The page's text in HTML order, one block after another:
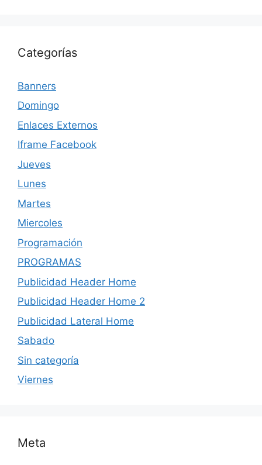
Categorías
Banners
Domingo
Enlaces Externos
Iframe Facebook
Jueves
Lunes
Martes
Miercoles
Programación
PROGRAMAS
Publicidad Header Home
Publicidad Header Home 2
Publicidad Lateral Home
Sabado
Sin categoría
Viernes
Meta